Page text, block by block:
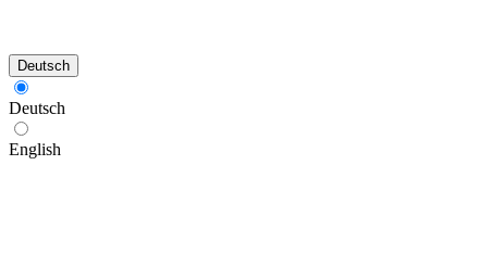
Deutsch
Deutsch
English